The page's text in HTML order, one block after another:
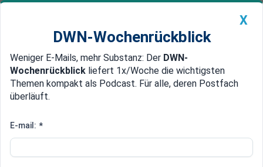
Newsticker MEIN DWN: Geldanlage Premium
Edelmetalle DWN-Magazin China
Bundestag-Abstimmung zu
X
DWN-Wochenrückblick
Weniger E-Mails, mehr Substanz: Der DWN-
Wochenrückblick liefert 1x/Woche die wichtigsten
Themen kompakt als Podcast. Für alle, deren Postfach
überläuft.
E-mail: *